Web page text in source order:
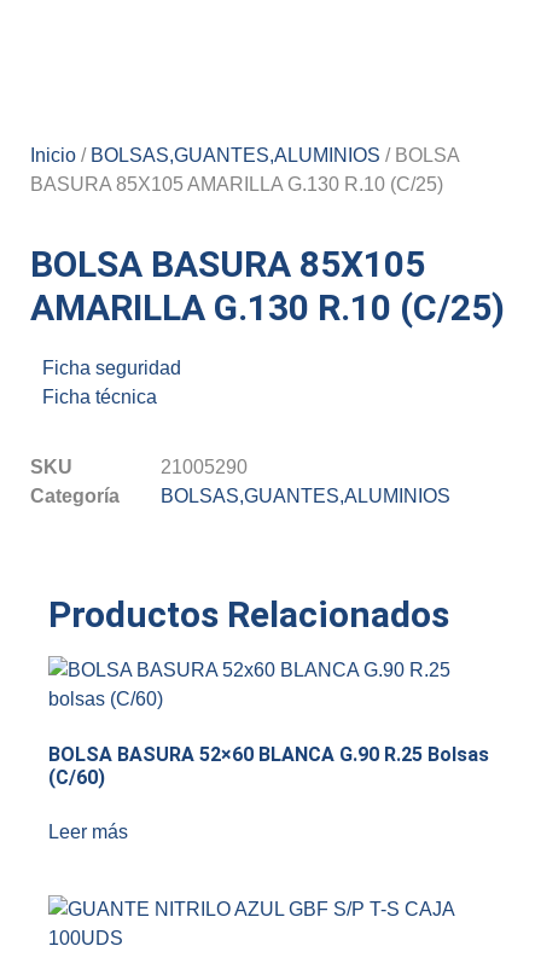
Inicio / BOLSAS,GUANTES,ALUMINIOS / BOLSA
BASURA 85X105 AMARILLA G.130 R.10 (C/25)
BOLSA BASURA 85X105
AMARILLA G.130 R.10 (C/25)
Ficha seguridad
Ficha técnica
SKU
21005290
Categoría
BOLSAS,GUANTES,ALUMINIOS
Productos Relacionados
BOLSA BASURA 52×60 BLANCA G.90 R.25 Bolsas
(C/60)
Leer más